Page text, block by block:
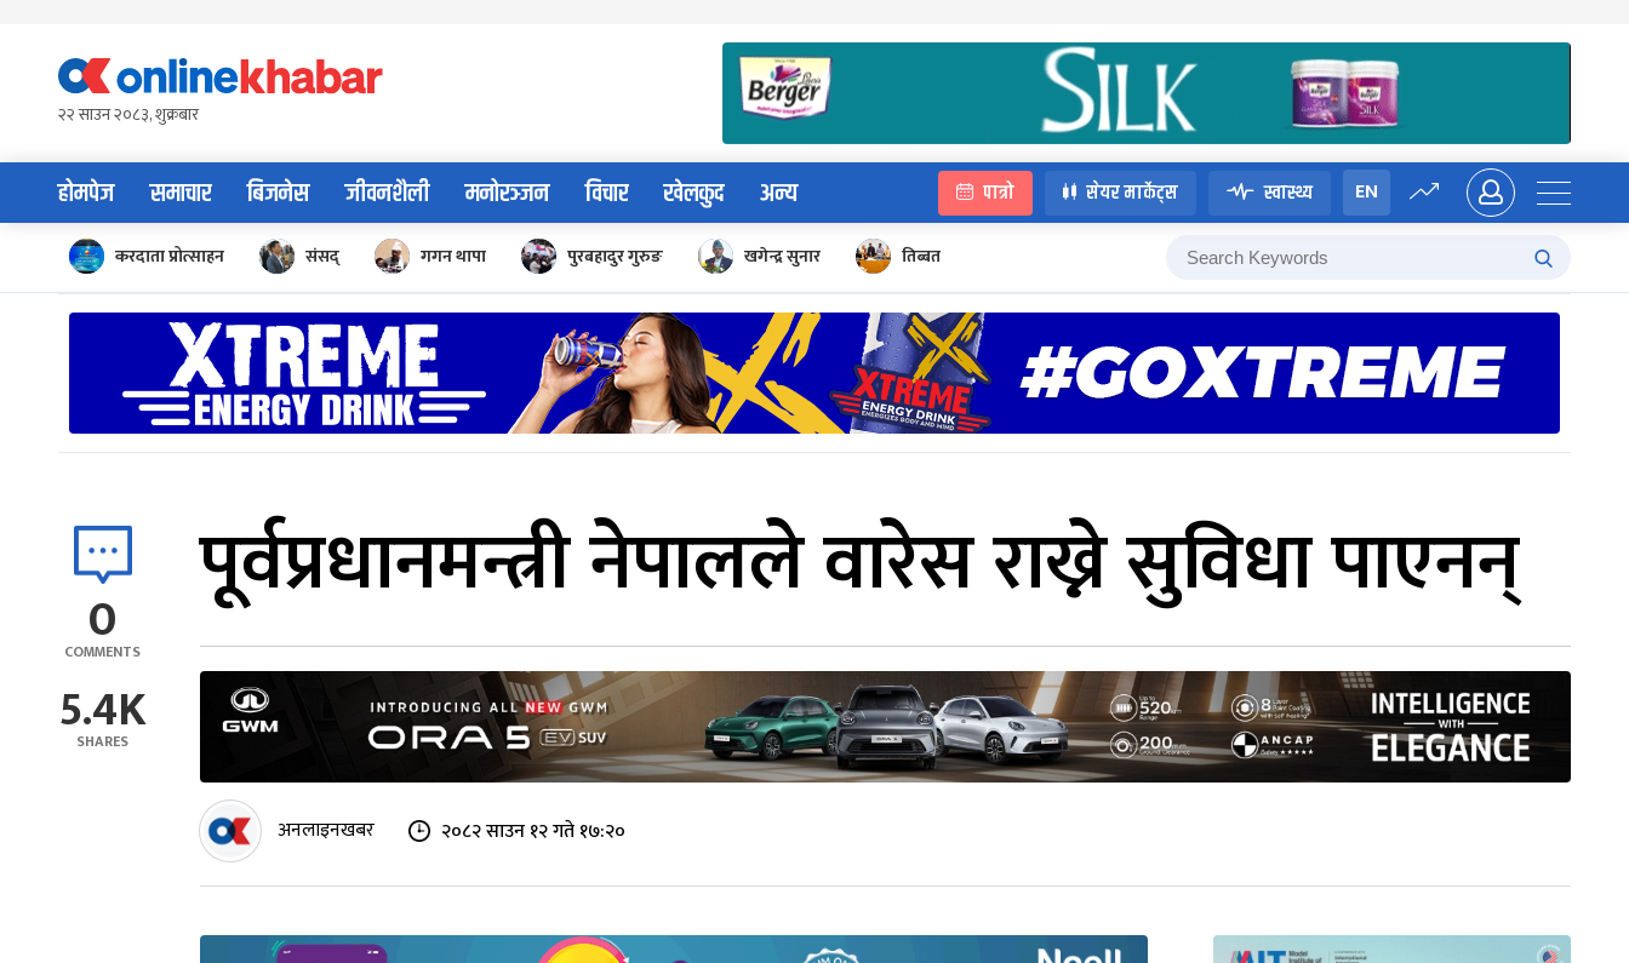
content२२ साउन २०८३, शुक्रबार
होमपेज समाचार बिजनेस जीवनशैली मनोरञ्जन विचार खेलकुद अन्य पात्रो सेयर मार्केट्स स्वास्थ्य EN
करदाता प्रोत्साहन संसद् गगन थापा पुरबहादुर गुरुङ खगेन्द्र सुनार तिब्बत
0
COMMENTS
5.4K
SHARES
पूर्वप्रधानमन्त्री नेपालले वारेस राख्ने सुविधा पाएनन्
अनलाइनखबर २०८२ साउन १२ गते १७:२०